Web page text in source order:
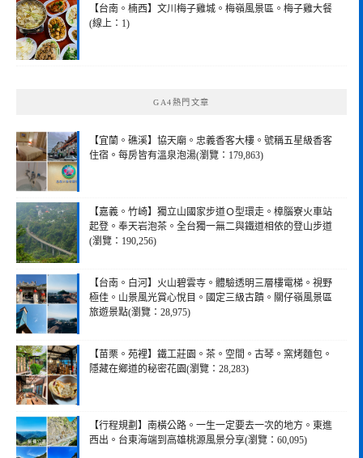
【台南。楠西】文川梅子雞城。梅嶺風景區。梅子雞大餐
(線上：1)
GA4熱門文章
【宜蘭。礁溪】協天廟。忠義香客大樓。號稱五星級香客
住宿。每房皆有溫泉泡湯(瀏覽：179,863)
【嘉義。竹崎】獨立山國家步道Ｏ型環走。樟腦寮火車站
起登。奉天岩泡茶。全台獨一無二與鐵道相依的登山步道
(瀏覽：190,256)
【台南。白河】火山碧雲寺。體驗透明三層樓電梯。視野
極佳。山景風光賞心悅目。國定三級古蹟。關仔嶺風景區
旅遊景點(瀏覽：28,975)
【苗栗。苑裡】鐵工莊園。茶。空間。古琴。窯烤麵包。
隱藏在鄉道的秘密花園(瀏覽：28,283)
【行程規劃】南橫公路。一生一定要去一次的地方。東進
西出。台東海端到高雄桃源風景分享(瀏覽：60,095)